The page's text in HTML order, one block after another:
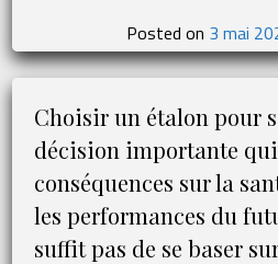
Posted on 3 mai
Choisir un étalon pour
décision importante
conséquences sur la
les performances du
suffit pas de se baser